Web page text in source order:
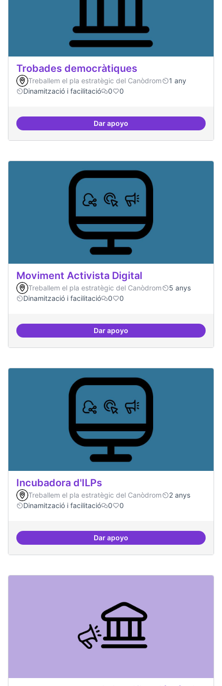
Trobades democràtiques
Treballem el pla estratègic del Canòdrom
1 any
Dinamització i facilitació
0 0
Dar apoyoTrobades democràtiques
Moviment Activista Digital
Treballem el pla estratègic del Canòdrom
5 anys
Dinamització i facilitació
0 0
Dar apoyoMoviment Activista Digital
Incubadora d'ILPs
Treballem el pla estratègic del Canòdrom
2 anys
Dinamització i facilitació
0 0
Dar apoyoIncubadora d'ILPs